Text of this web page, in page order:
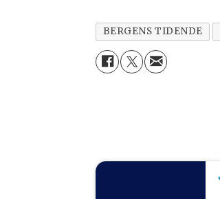
BERGENS TIDENDE